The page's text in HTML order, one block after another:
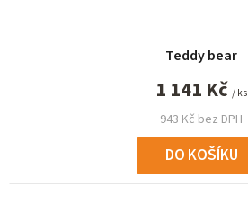
Teddy bear
943 Kč bez DPH
1 141 Kč / ks
DO KOŠÍKU